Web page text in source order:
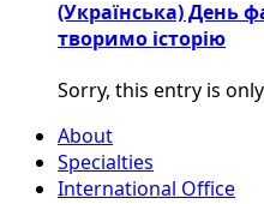
(Українська) День
творимо історію
Sorry, this entry is
About
Specialties
International Office